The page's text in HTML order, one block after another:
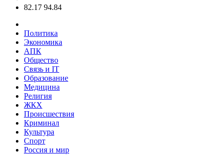
82.17 94.84
Политика
Экономика
АПК
Общество
Связь и IT
Образование
Медицина
Религия
ЖКХ
Происшествия
Криминал
Культура
Спорт
Россия и мир